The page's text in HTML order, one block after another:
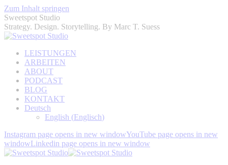
Zum Inhalt springen
Sweetspot Studio
Strategy. Design. Storytelling. By Marc T. Suess
LEISTUNGEN
ARBEITEN
ABOUT
PODCAST
BLOG
KONTAKT
Deutsch
English (Englisch)
Instagram page opens in new windowYouTube page opens in new
windowLinkedin page opens in new window